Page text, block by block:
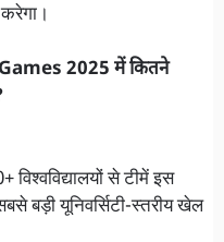
2025 में कितने
से टीमें इस
बड़ी यूनिवर्सिटी-स्तरीय खेल